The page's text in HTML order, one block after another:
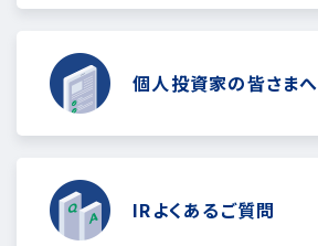
個人投資家の皆さまへ
IRよくあるご質問